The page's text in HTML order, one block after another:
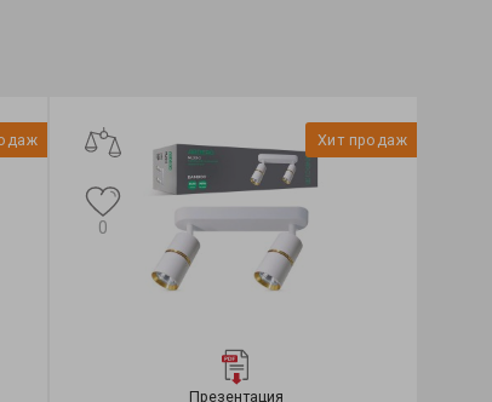
Хит продаж
Презентация
0